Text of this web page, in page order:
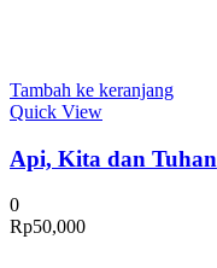
Tambah ke keranjang
Quick View
Api, Kita dan Tuhan
0
Rp50,000